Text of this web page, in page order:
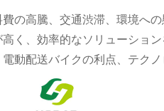
の高騰、交通渋滞、環境へ
く、効率的なソリューショ
動配送バイクの利点、テク